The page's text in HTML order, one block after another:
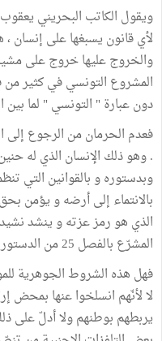
ويقول الكاتب البحريني
لأي قانون يسبغها على
والخروج عليها خروج على
المشروع التونسي في كثير
دون عبارة " التونسي " لما
فعدم الحرمان من الرجوع
. وهو ذلك الإنسان الذي له
وبدستوره و بالقوانين التي
بالانتماء إلى أرضه و يؤمن
الذي هو رمز عزته و ينشد
المشرّع بالفصل 25 من الدستور.
فهل هذه الشروط الجوهرية
لا لأنّهم انسلخوا عنها بمحض
يربطهم بوطنهم ولا أدلّ على